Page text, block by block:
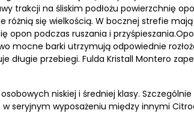
trakcji na śliskim podłożu powierzchnię
różnią się wielkością. W bocznej strefie
podczas ruszania i
mocne barki utrzymują odpowiednie
długie przebiegi. Fulda Kristall Montero
niskiej i średniej klasy.
seryjnym wyposażeniu między innymi